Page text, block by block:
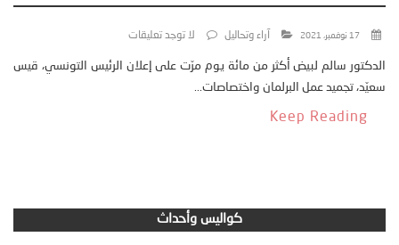
17 نوفمبر، 2021 آراء وتحاليل لا توجد تعليقات
الدكتور سالم لبيض أكثر من مائة يوم مرّت على إعلان الرئيس التونسي، قيس
سعيّد، تجميد عمل البرلمان واختصاصات...
Keep Reading
كواليس وأحداث